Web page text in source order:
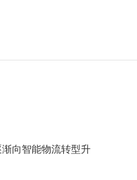
向智能物流转型升